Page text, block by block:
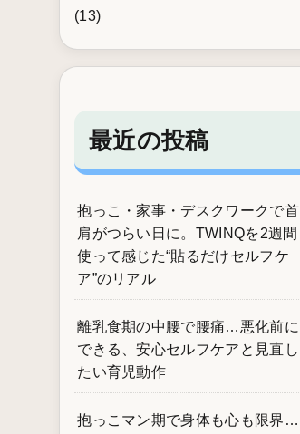
(13)
最近の投稿
抱っこ・家事・デスクワークで首
肩がつらい日に。TWINQを2週間
使って感じた“貼るだけセルフケ
ア”のリアル
離乳食期の中腰で腰痛…悪化前に
できる、安心セルフケアと見直し
たい育児動作
抱っこマン期で身体も心も限界…